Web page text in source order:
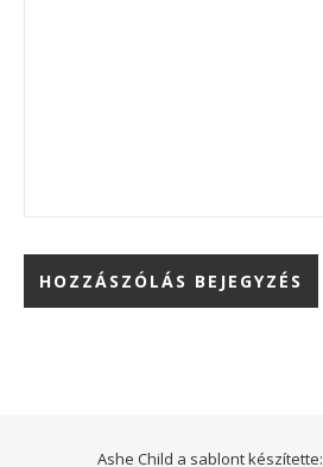
Ashe Child a sablont készítette: